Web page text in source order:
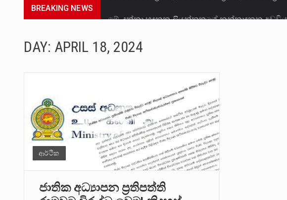
BREAKING NEWS
සංවිධානාත්මක අපරාධකරුවකු වන ලොකු පැටිගේ
උපරිමාධිකරණ විනිශ්චයකාරවරුන්ගේ හා ඉන් පහළ
බන්ධනාගාර රැදවියන් 1,021 දෙනෙකු ඉකුත් වසර
මහර බන්ධනාගාරයේ අද ඇතිවූ සිද්ධියෙන් තුවාල
අගෝස්තු මස දෙවන ඉරිදා ලිට් රූම් සූම් සංවාදය
ලාල් කාන්ත ඇමතිවරයා අධිකරණ
2011 වසරේදී දේශපාලන හා මානව හිමිකම්
DAY: APRIL 18, 2024
ආර්ථික
ජාතික අධ්‍යාපන ප‍්‍රතිපත්ති